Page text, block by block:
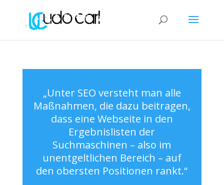
„Unter SEO versteht man alle
Maßnahmen, die dazu beitragen,
dass eine Webseite in den
Ergebnislisten der
Suchmaschinen – also im
unentgeltlichen Bereich – auf
den obersten Positionen rankt.“